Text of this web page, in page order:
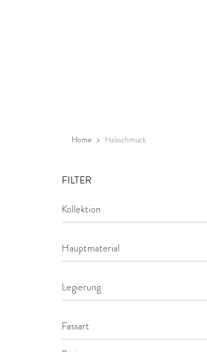
Home Halsschmuck
FILTER
Kollektion
Hauptmaterial
Legierung
Fassart